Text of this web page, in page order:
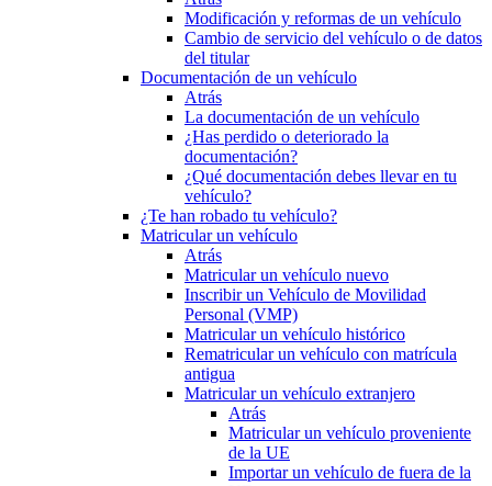
Modificación y reformas de un vehículo
Cambio de servicio del vehículo o de datos
del titular
Documentación de un vehículo
Atrás
La documentación de un vehículo
¿Has perdido o deteriorado la
documentación?
¿Qué documentación debes llevar en tu
vehículo?
¿Te han robado tu vehículo?
Matricular un vehículo
Atrás
Matricular un vehículo nuevo
Inscribir un Vehículo de Movilidad
Personal (VMP)
Matricular un vehículo histórico
Rematricular un vehículo con matrícula
antigua
Matricular un vehículo extranjero
Atrás
Matricular un vehículo proveniente
de la UE
Importar un vehículo de fuera de la